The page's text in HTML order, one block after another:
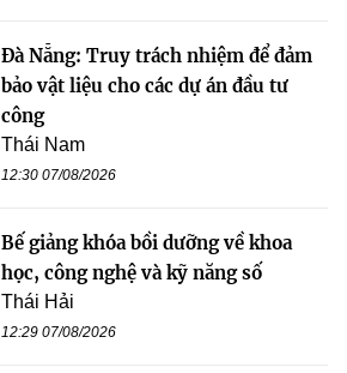
Đà Nẵng: Truy trách nhiệm để đảm
bảo vật liệu cho các dự án đầu tư
công
Thái Nam
12:30 07/08/2026
Bế giảng khóa bồi dưỡng về khoa
học, công nghệ và kỹ năng số
Thái Hải
12:29 07/08/2026